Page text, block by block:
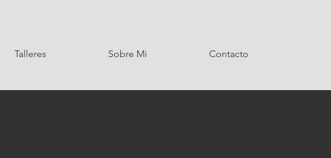
Talleres Sobre Mi Contacto